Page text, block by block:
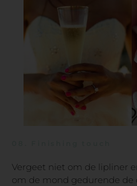
Vergeet niet om de lipliner
om de mond gedurende de